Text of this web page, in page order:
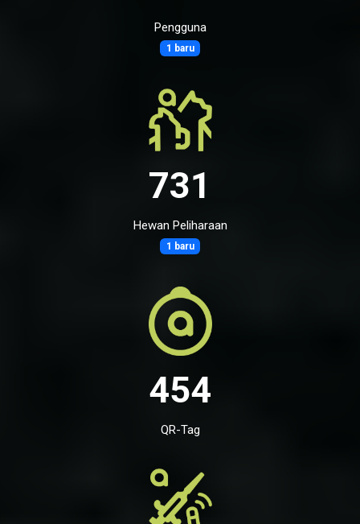
Pengguna
1 baru
731
Hewan Peliharaan
1 baru
454
QR-Tag